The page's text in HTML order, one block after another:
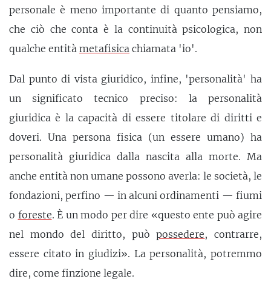
personale è meno importante di quanto pensiamo,
che ciò che conta è la continuità psicologica, non
qualche entità metafisica chiamata 'io'.
Dal punto di vista giuridico, infine, 'personalità' ha
un significato tecnico preciso: la personalità
giuridica è la capacità di essere titolare di diritti e
doveri. Una persona fisica (un essere umano) ha
personalità giuridica dalla nascita alla morte. Ma
anche entità non umane possono averla: le società, le
fondazioni, perfino — in alcuni ordinamenti — fiumi
o foreste. È un modo per dire «questo ente può agire
nel mondo del diritto, puòpossedere, contrarre,
essere citato in giudizi». La personalità, potremmo
dire, come finzione legale.